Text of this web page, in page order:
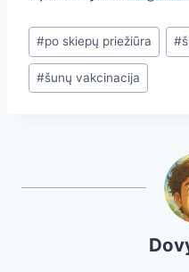
Post
Tags:
#po skiepų priežiūra #
#šunų vakcinacija